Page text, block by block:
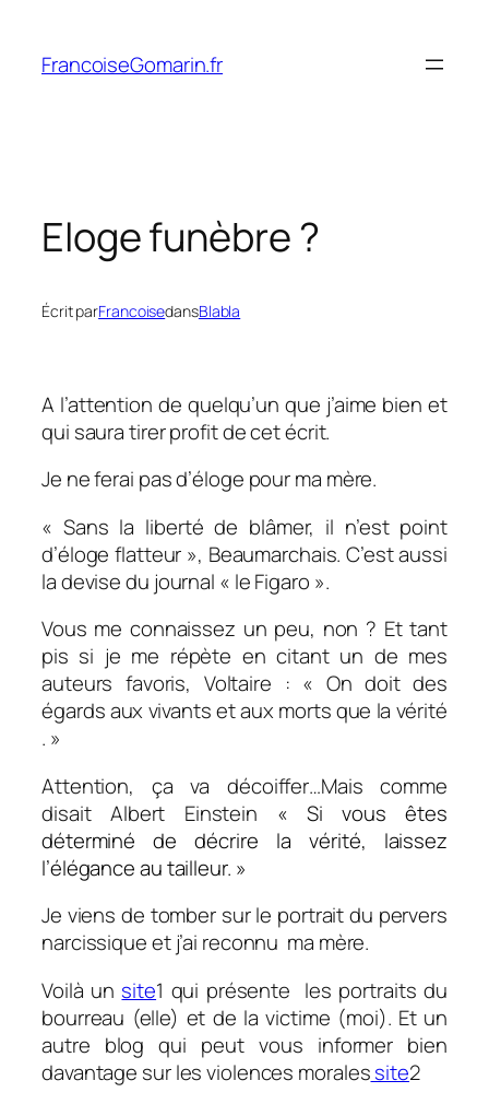
contenu
FrancoiseGomarin.fr
Eloge funèbre ?
Écrit parFrancoisedansBlabla
A l’attention de quelqu’un que j’aime bien et
qui saura tirer profit de cet écrit.
Je ne ferai pas d’éloge pour ma mère.
« Sans la liberté de blâmer, il n’est point
d’éloge flatteur », Beaumarchais. C’est aussi
la devise du journal « le Figaro ».
Vous me connaissez un peu, non ? Et tant
pis si je me répète en citant un de mes
auteurs favoris, Voltaire : « On doit des
égards aux vivants et aux morts que la vérité
. »
Attention, ça va décoiffer…Mais comme
disait Albert Einstein « Si vous êtes
déterminé de décrire la vérité, laissez
l’élégance au tailleur. »
Je viens de tomber sur le portrait du pervers
narcissique et j’ai reconnu ma mère.
Voilà un site1 qui présente les portraits du
bourreau (elle) et de la victime (moi). Et un
autre blog qui peut vous informer bien
davantage sur les violences moralessite2